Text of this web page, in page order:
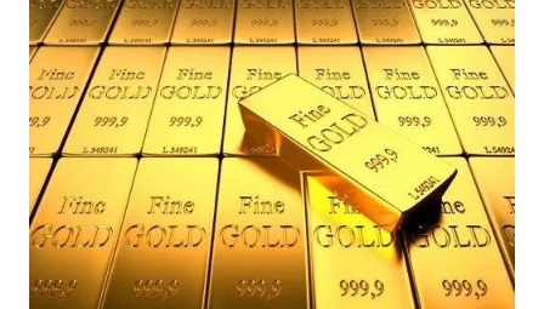
Giả danh đặc vụ liên bang lừa đảo cụ ông